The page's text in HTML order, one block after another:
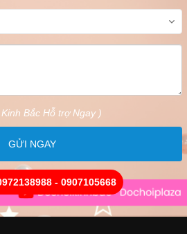
Bắc Hỗ trợ Ngay )
GỬI NGAY
- 0907105668